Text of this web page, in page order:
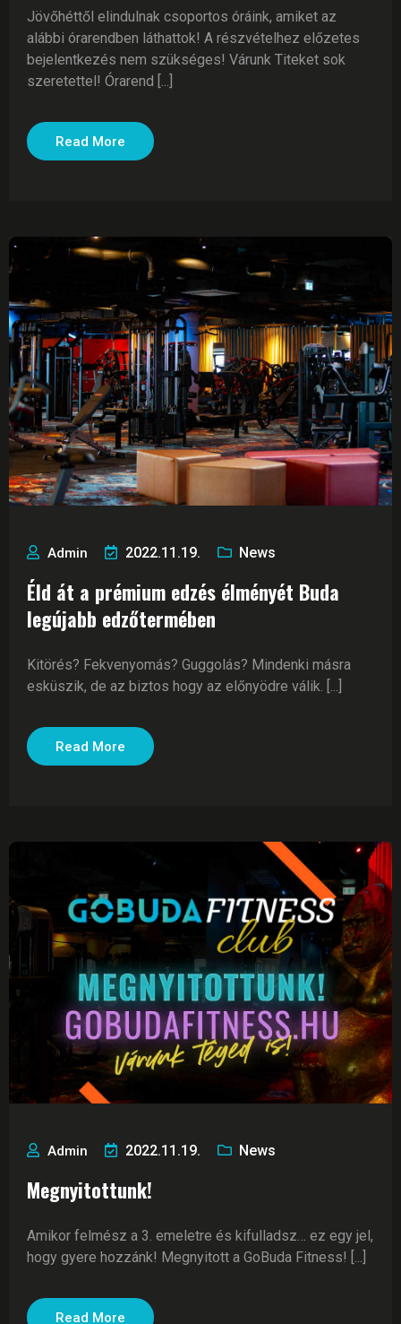
Jövőhéttől elindulnak csoportos óráink, amiket az
alábbi órarendben láthattok! A részvételhez előzetes
bejelentkezés nem szükséges! Várunk Titeket sok
szeretettel! Órarend [...]
Read More
Admin 2022.11.19. News
Éld át a prémium edzés élményét Buda
legújabb edzőtermében
Kitörés? Fekvenyomás? Guggolás? Mindenki másra
esküszik, de az biztos hogy az előnyödre válik. [...]
Read More
Admin 2022.11.19. News
Megnyitottunk!
Amikor felmész a 3. emeletre és kifulladsz… ez egy jel,
hogy gyere hozzánk! Megnyitott a GoBuda Fitness! [...]
Read More